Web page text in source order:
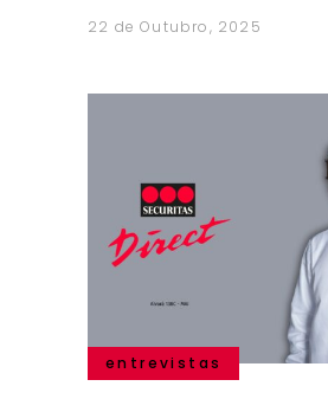
22 de Outubro, 2025
entrevistas